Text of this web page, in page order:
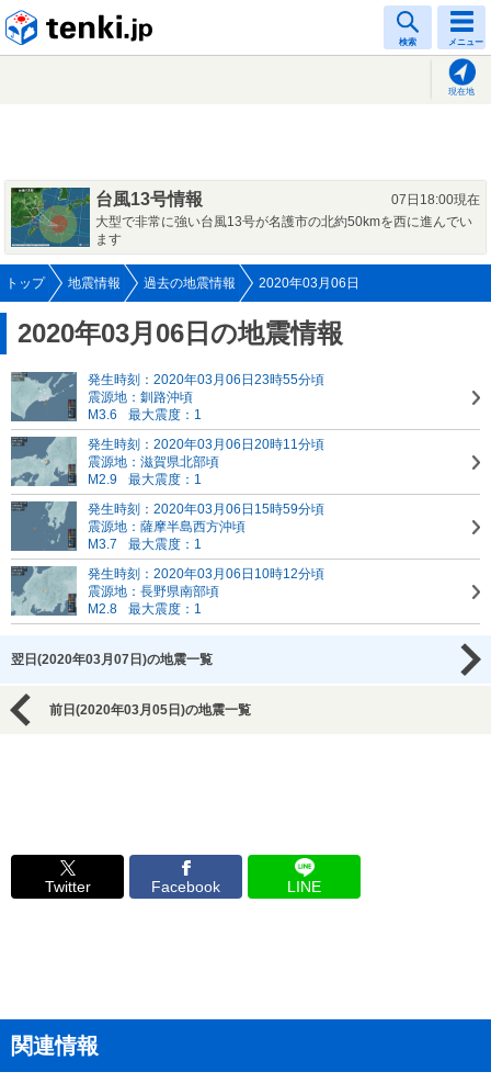
検索 メニュー
現在地
台風13号情報
07日18:00現在
大型で非常に強い台風13号が名護市の北約50kmを西に進んでい
ます
トップ 地震情報 過去の地震情報 2020年03月06日
2020年03月06日の地震情報
発生時刻：2020年03月06日23時55分頃
震源地：釧路沖頃
M3.6
最大震度：1
発生時刻：2020年03月06日20時11分頃
震源地：滋賀県北部頃
M2.9
最大震度：1
発生時刻：2020年03月06日15時59分頃
震源地：薩摩半島西方沖頃
M3.7
最大震度：1
発生時刻：2020年03月06日10時12分頃
震源地：長野県南部頃
M2.8
最大震度：1
翌日(2020年03月07日)の地震一覧
前日(2020年03月05日)の地震一覧
Twitter Facebook LINE
関連情報